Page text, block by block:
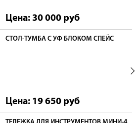
Цена: 30 000 руб
СТОЛ-ТУМБА С УФ БЛОКОМ СПЕЙС
Цена: 19 650 руб